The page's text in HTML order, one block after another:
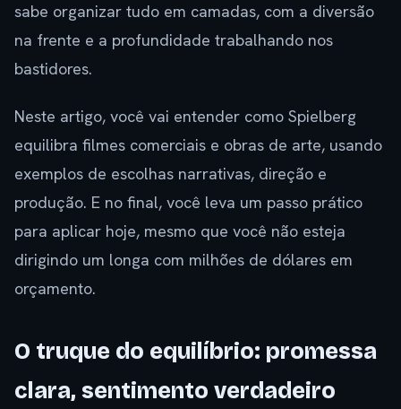
sabe organizar tudo em camadas, com a diversão
na frente e a profundidade trabalhando nos
bastidores.
Neste artigo, você vai entender como Spielberg
equilibra filmes comerciais e obras de arte, usando
exemplos de escolhas narrativas, direção e
produção. E no final, você leva um passo prático
para aplicar hoje, mesmo que você não esteja
dirigindo um longa com milhões de dólares em
orçamento.
O truque do equilíbrio: promessa
clara, sentimento verdadeiro